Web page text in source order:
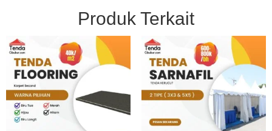
Produk Terkait